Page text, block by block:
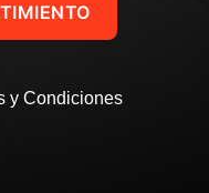
y Condiciones